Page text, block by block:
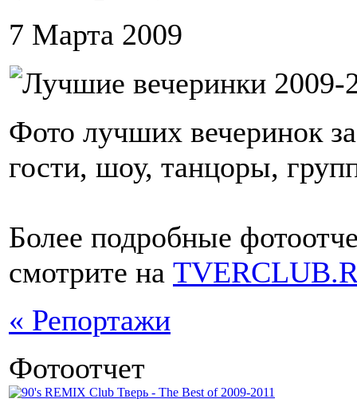
7 Марта 2009
Фото лучших вечеринок
гости, шоу, танцоры,
Более подробные
смотрите на
« Репортажи
Фотоотчет